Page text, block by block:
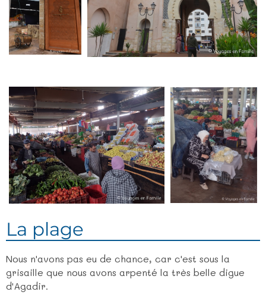
La plage
Nous n'avons pas eu de chance, car c'est sous la
grisaille que nous avons arpenté la très belle digue
d'Agadir.